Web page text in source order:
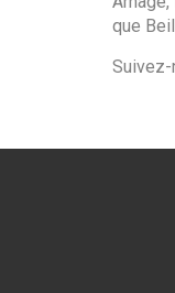
que
Suivez-